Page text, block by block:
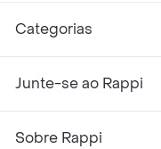
Categorias
Junte-se ao Rappi
Sobre Rappi